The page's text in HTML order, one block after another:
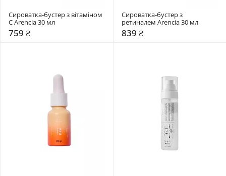
Сироватка-бустер з вітаміном
C Arencia 30 мл
759 ₴
Сироватка-бустер з
ретиналем Arencia 30 мл
839 ₴